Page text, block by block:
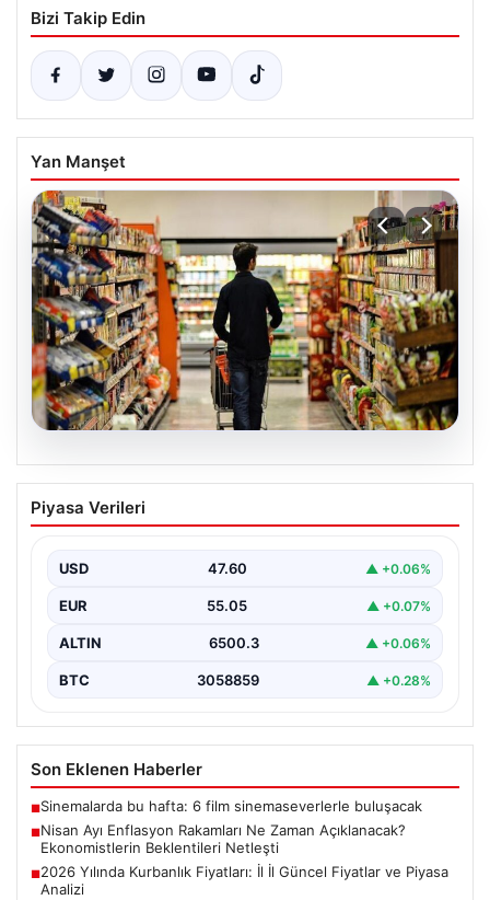
Bizi Takip Edin
Yan Manşet
05.08.2026
Nisan Ayı Enflasyon Rakamları Ne
Zaman Açıklanacak? Ekonomistlerin
Türkiye İstatistik Kurumu (TÜİK) tarafından açıklanacak
Piyasa Verileri
USD 47.60 ▲ +0.06%
EUR 55.05 ▲ +0.07%
ALTIN 6500.3 ▲ +0.06%
BTC 3058859 ▲ +0.28%
Son Eklenen Haberler
■Sinemalarda bu hafta: 6 film sinemaseverlerle buluşacak
■Nisan Ayı Enflasyon Rakamları Ne Zaman Açıklanacak?
Ekonomistlerin Beklentileri Netleşti
■2026 Yılında Kurbanlık Fiyatları: İl İl Güncel Fiyatlar ve Piyasa
Analizi